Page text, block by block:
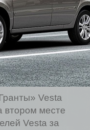
Vesta
втором месте
Vesta за